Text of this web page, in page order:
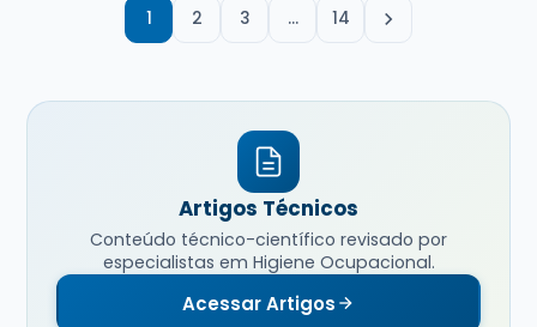
1 2 3 … 14
Artigos Técnicos
Conteúdo técnico-científico revisado por
especialistas em Higiene Ocupacional.
Acessar Artigos